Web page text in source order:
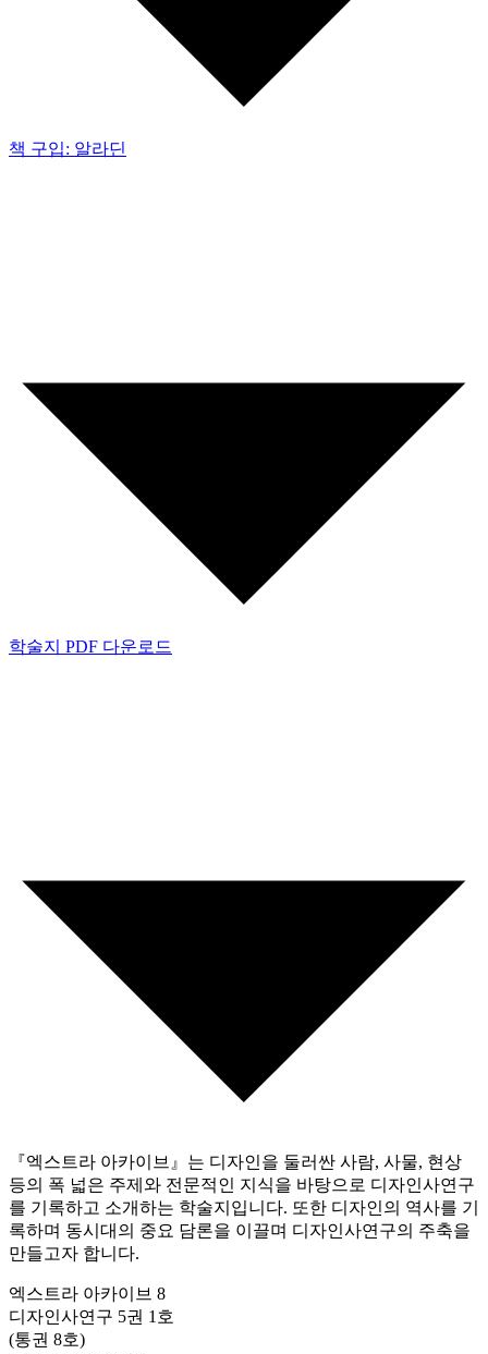
책 구입: 알라딘
학술지 PDF 다운로드
『엑스트라 아카이브』는 디자인을 둘러싼 사람, 사물, 현상
등의 폭 넓은 주제와 전문적인 지식을 바탕으로 디자인사연구
를 기록하고 소개하는 학술지입니다. 또한 디자인의 역사를 기
록하며 동시대의 중요 담론을 이끌며 디자인사연구의 주축을
만들고자 합니다.
엑스트라 아카이브 8
디자인사연구 5권 1호
(통권 8호)